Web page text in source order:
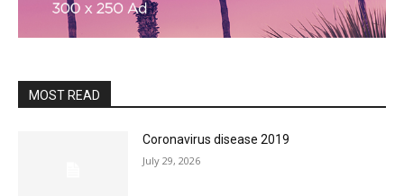
MOST READ
Coronavirus disease 2019
July 29, 2026